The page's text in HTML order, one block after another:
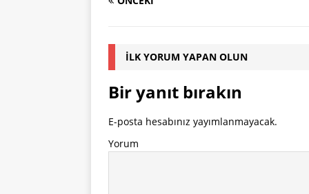
İLK YORUM YAPAN OLUN
Bir yanıt bırakın
E-posta hesabınız yayımlanmayacak.
Yorum